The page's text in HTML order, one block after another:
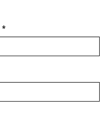
*Kötelező